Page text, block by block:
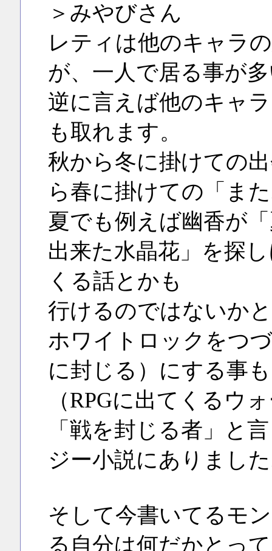
＞みやびさん
レティは他のキャラ
が、一人で居る事が
逆に言えば他のキャ
も取れます。
秋から冬に掛けての
ら春に掛けての「ま
夏でも例えば幽香が
出来た水晶花」を探
くる話とかも
行けるのではないか
ホワイトロックをつ
に封じる）にする事
（RPGに出てくるウ
「戦を封じる者」と
ジー小説にありまし
そして今書いてるモ
る自分は何だかとっ